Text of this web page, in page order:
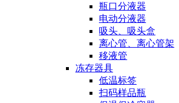
瓶口分液器
电动分液器
吸头、吸头盒
离心管、离心管架
移液管
冻存器具
低温标签
扫码样品瓶